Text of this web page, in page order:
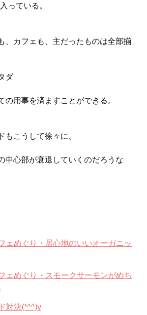
っている。
、カフェも、主だったものは全部揃
ダ
の用事を済ますことができる。
もこうして徐々に、
中心部が衰退していくのだろうな
ェめぐり・居心地のいいオーガニッ
ェめぐり・スモークサーモンがめち
対決(*^^)v